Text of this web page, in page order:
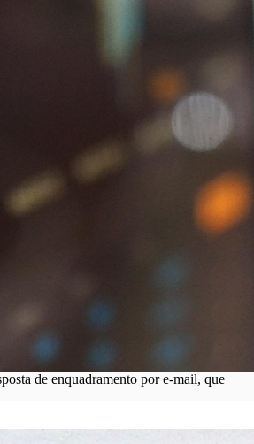
de enquadramento por e-mail, que